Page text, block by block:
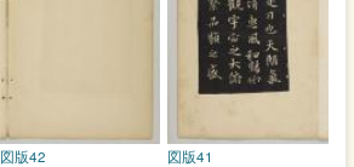
図版41
図版42